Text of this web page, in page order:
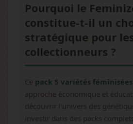
Pourquoi le
constitue-t-il un
stratégique pour
collectionneurs ?
Ce pack 5 variétés féminisées
approche économique et
découvrir l'univers des
investir dans des packs